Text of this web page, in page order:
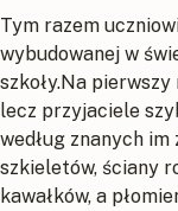
Tym razem
wybudowanej w
szkoły.Na
lecz przyjaciele
według znanych
szkieletów, ściany
kawałków, a